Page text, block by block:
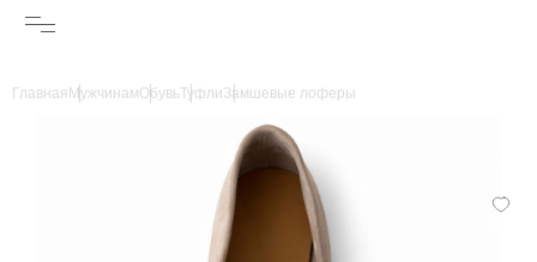
Главная МужчинамОбувьТуфлиЗамшевые лоферы